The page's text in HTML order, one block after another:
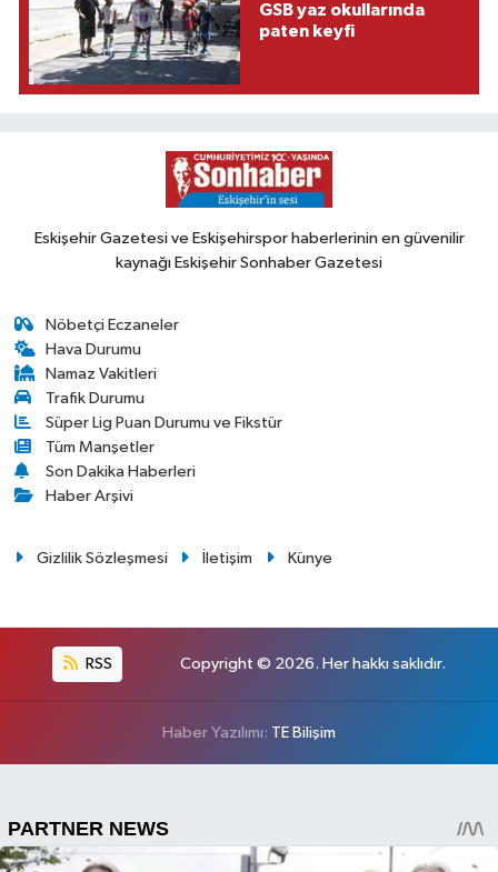
GSB yaz okullarında
paten keyfi
Eskişehir Gazetesi ve Eskişehirspor haberlerinin en güvenilir
kaynağı Eskişehir Sonhaber Gazetesi
Nöbetçi Eczaneler
Hava Durumu
Namaz Vakitleri
Trafik Durumu
Süper Lig Puan Durumu ve Fikstür
Tüm Manşetler
Son Dakika Haberleri
Haber Arşivi
Gizlilik Sözleşmesi İletişim Künye
RSS Copyright © 2026. Her hakkı saklıdır.
Haber Yazılımı: TE Bilişim